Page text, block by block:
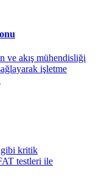
ve akış mühendisliği
işletme
gibi kritik
testleri ile